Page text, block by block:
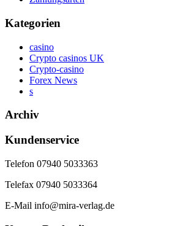
Kategorien
casino
Crypto casinos UK
Crypto-casino
Forex News
s
Archiv
Kundenservice
Telefon 07940 5033363
Telefax 07940 5033364
E-Mail info@mira-verlag.de